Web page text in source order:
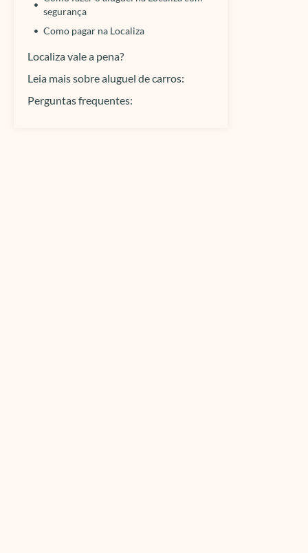
segurança
Como pagar na Localiza
Localiza vale a pena?
Leia mais sobre aluguel de carros:
Perguntas frequentes: